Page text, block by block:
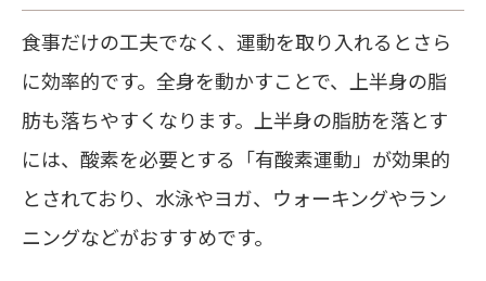
食事だけの工夫でなく、運動を取り入れるとさら
に効率的です。全身を動かすことで、上半身の脂
肪も落ちやすくなります。上半身の脂肪を落とす
には、酸素を必要とする 「有酸素運動」 が効果的
とされており、水泳やヨガ、ウォーキングやラン
ニングなどがおすすめです。